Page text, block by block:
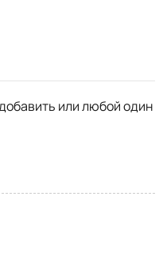
или любой один